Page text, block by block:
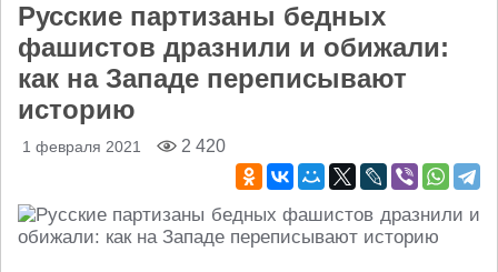
Русские партизаны бедных
фашистов дразнили и обижали:
как на Западе переписывают
историю
1 февраля 2021 2 420